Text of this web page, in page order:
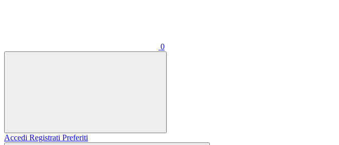
0
Accedi Registrati Preferiti